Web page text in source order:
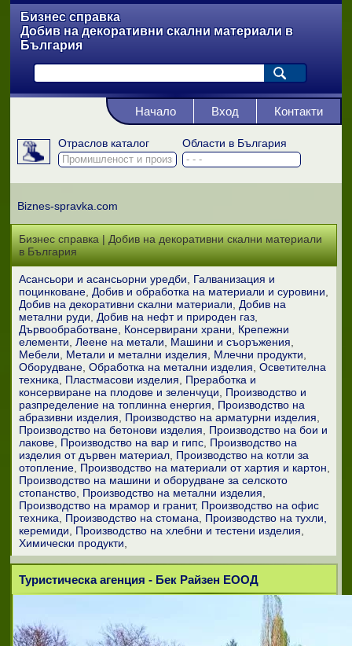
Бизнес справка
Добив на декоративни скални материали в
България
Отраслов каталог Области в България
Начало Вход Контакти
Biznes-spravka.com
Бизнес справка | Добив на декоративни скални материали
в България
Асансьори и асансьорни уредби
Галванизация и
поцинковане Добив и обработка на материали и суровини
Добив на декоративни скални материали
Добив на
метални руди
Добив на нефт и природен газ
Дървообработване Консервирани храни
Крепежни
елементи Леене на метали
Машини и съоръжения
Мебели
Метали и метални изделия
Млечни продукти
Оборудване Обработка на метални изделия Осветителна
техника
Пластмасови изделия
Преработка и
консервиране на плодове и зеленчуци
Производство и
разпределение на топлинна енергия
Производство на
абразивни изделия
Производство на арматурни изделия
Производство на бетонови изделия
Производство на бои и
лакове Производство на вар и гипс Производство на
изделия от дървен материал Производство на котли за
отопление Производство на материали от хартия и картон
Производство на машини и оборудване за селското
стопанство Производство на метални изделия
Производство на мрамор и гранит Производство на офис
техника
Производство на стомана
Производство на тухли,
керемиди
Производство на хлебни и тестени изделия
Химически продукти
Туристическа агенция - Бек Райзен ЕООД